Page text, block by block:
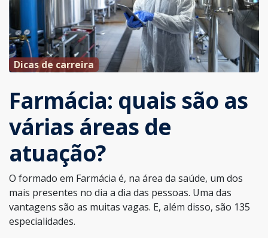
Dicas de carreira
Farmácia: quais são as
várias áreas de
atuação?
O formado em Farmácia é, na área da saúde, um dos
mais presentes no dia a dia das pessoas. Uma das
vantagens são as muitas vagas. E, além disso, são 135
especialidades.